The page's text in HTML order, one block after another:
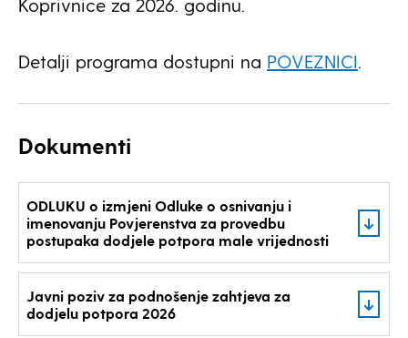
Koprivnice za 2026. godinu.
Detalji programa dostupni na POVEZNICI.
Dokumenti
ODLUKU o izmjeni Odluke o osnivanju i
imenovanju Povjerenstva za provedbu
postupaka dodjele potpora male vrijednosti
Javni poziv za podnošenje zahtjeva za
dodjelu potpora 2026